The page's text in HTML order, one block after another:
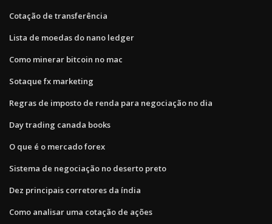
Cotação de transferência
Lista de moedas do nano ledger
Como minerar bitcoin no mac
Sotaque fx marketing
Regras de imposto de renda para negociação no dia
Day trading canada books
O que é o mercado forex
Sistema de negociação no deserto preto
Dez principais corretores da índia
Como analisar uma cotação de ações